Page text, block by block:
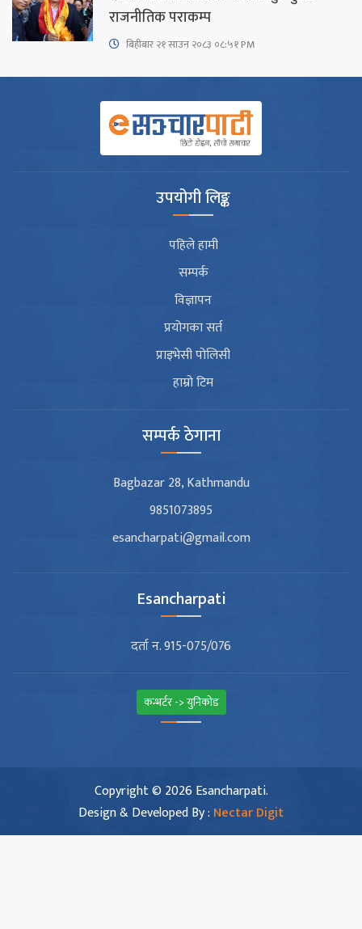
राजनीतिक पराकम्प
बिहीबार २१ साउन २०८३ ०८:५१ PM
उपयोगी लिङ्क
पहिले हामी
सम्पर्क
विज्ञापन
प्रयोगका सर्त
प्राइभेसी पोलिसी
हाम्रो टिम
सम्पर्क ठेगाना
Bagbazar 28, Kathmandu
9851073895
esancharpati@gmail.com
Esancharpati
दर्ता न. 915-075/076
कन्भर्टर -> युनिकोड
Copyright © 2026 Esancharpati.
Design & Developed By : Nectar Digit